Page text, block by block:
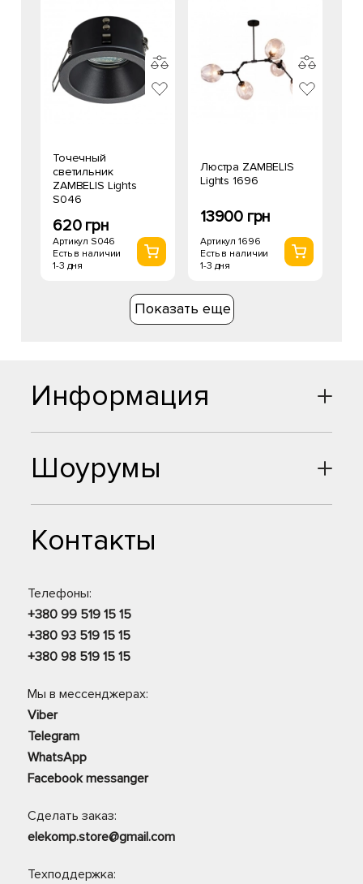
Точечный
светильник
ZAMBELIS Lights
S046
620 грн
Артикул S046
Есть в наличии
1-3 дня
Люстра ZAMBELIS
Lights 1696
13900 грн
Артикул 1696
Есть в наличии
1-3 дня
Показать еще
Шоурумы
Контакты
Телефоны:
+380 99 519 15 15
+380 93 519 15 15
+380 98 519 15 15
Мы в мессенджерах:
Viber
Telegram
WhatsApp
Facebook messanger
Сделать заказ:
elekomp.store@gmail.com
Техподдержка:
Информация